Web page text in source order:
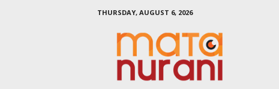
THURSDAY, AUGUST 6, 2026
Nurani